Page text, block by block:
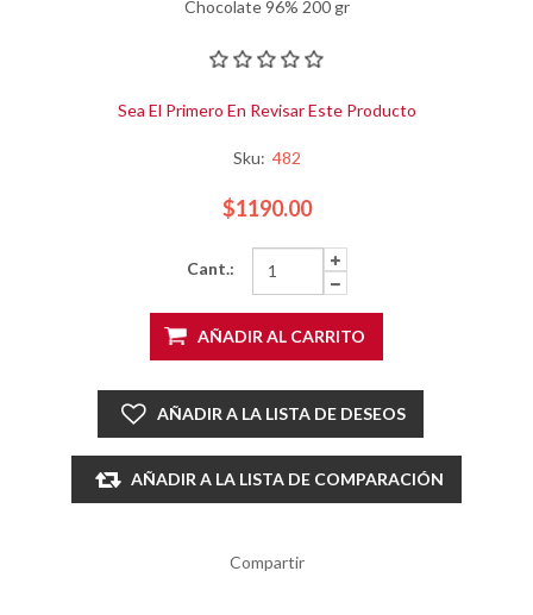
Chocolate 96% 200 gr
Sea El Primero En Revisar Este Producto
Sku: 482
$1190.00
Cant.:
AÑADIR AL CARRITO
AÑADIR A LA LISTA DE DESEOS
AÑADIR A LA LISTA DE COMPARACIÓN
Compartir